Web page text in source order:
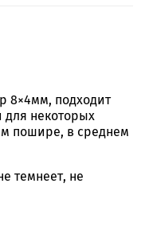
8×4мм, подходит
для некоторых
пошире, в среднем
темнеет, не